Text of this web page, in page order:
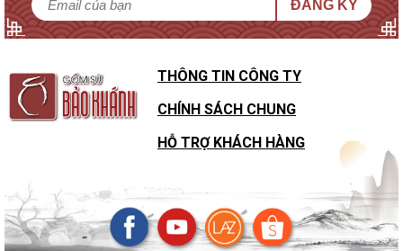
ĐĂNG KÝ
THÔNG TIN CÔNG TY
CHÍNH SÁCH CHUNG
HỖ TRỢ KHÁCH HÀNG